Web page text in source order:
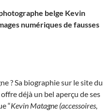
belge Kevin
numériques de fausses
? Sa biographie sur le site du
déjà un bel aperçu de ses
“Kevin Matagne (accessoires,